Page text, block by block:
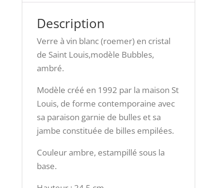
Description
Verre à vin blanc (roemer) en cristal
de Saint Louis,modèle Bubbles,
ambré.
Modèle créé en 1992 par la maison St
Louis, de forme contemporaine avec
sa paraison garnie de bulles et sa
jambe constituée de billes empilées.
Couleur ambre, estampillé sous la
base.